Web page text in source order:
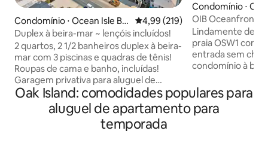
Condomínio ⋅ Ocean Isle Be
ach
4,99 de uma avaliação média de
4,99 (219)
Duplex à beira-mar ~ lençóis incluídos!
2 quartos, 2 1/2 banheiros duplex à beira-
mar com 3 piscinas e quadras de tênis!
Roupas de cama e banho, incluídas!
Garagem privativa para aluguel de
carrinho de golfe permitido. Desculpe,
política rigorosa de não animais de
estimação. Aluguéis semanais de sábado
a sábado na temporada de verão.
Condomínio ⋅
ach
OIB Oceanfront 3
com lençóis!
Lindamente
praia OSW1
entrada sem
condomínio à
unidade
totalmente
com todos os
Oak Island: comodidades populares para
aluguel de apartamento para
temporada